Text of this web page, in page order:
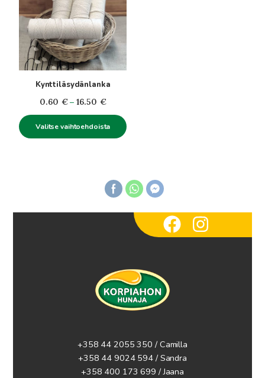
Kynttiläsydänlanka
0.60 € – 16.50 €Hintaluokka:
0.60€
-
Valitse vaihtoehdoista
useampi
muunnelma.
Voit
tehdä
valinnat
sivulla.
+358 44 2055 350 / Camilla
+358 44 9024 594 / Sandra
+358 400 173 699 / Jaana